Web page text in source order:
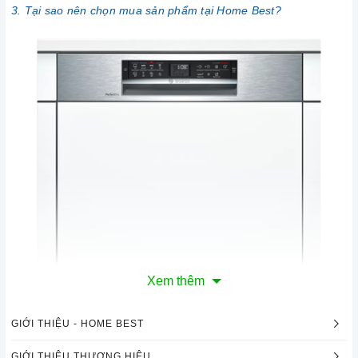
3. Tại sao nên chọn mua sản phẩm tại Home Best?
Xem thêm
GIỚI THIỆU - HOME BEST